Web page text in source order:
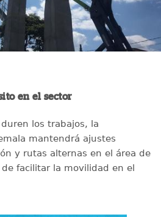
en el sector
los trabajos, la
mantendrá ajustes
y rutas alternas en el área de
facilitar la movilidad en el